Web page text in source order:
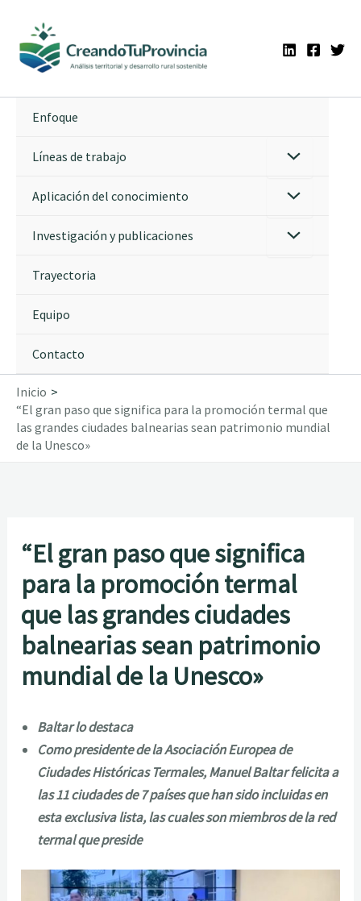
contenido
Enfoque
Líneas de trabajo
Aplicación del conocimiento
Investigación y publicaciones
Trayectoria
Equipo
Contacto
Inicio
“El gran paso que significa para la promoción termal que
las grandes ciudades balnearias sean patrimonio mundial
de la Unesco»
“El gran paso que significa
para la promoción termal
que las grandes ciudades
balnearias sean patrimonio
mundial de la Unesco»
Baltar lo destaca
Como presidente de la Asociación Europea de
Ciudades Históricas Termales, Manuel Baltar felicita a
las 11 ciudades de 7 países que han sido incluidas en
esta exclusiva lista, las cuales son miembros de la red
termal que preside